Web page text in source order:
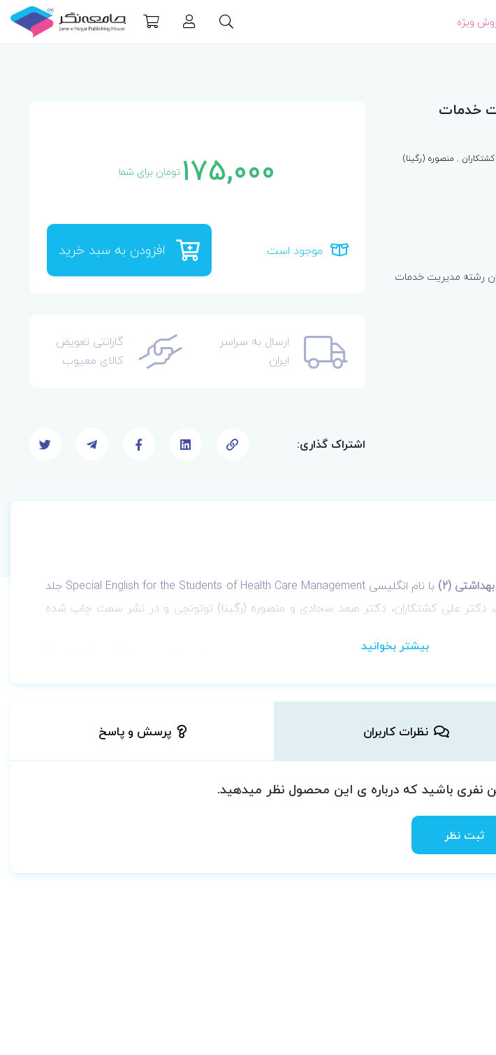
ویژه
خدمات
, منصوره (رگینا)
رشته مدیریت خدمات
175,000 تومان برای شما
موجود است افزودن به سبد خرید
ارسال به سراسر
ایران
گارانتی تعویض
کالای معیوب
اشتراک گذاری:
(2)
با نام انگلیسی Special English for the Students of Health Care Management جلد
لاری، دکتر علی کشتکاران، دکتر صمد سجادی و منصوره (رگینا) توتونچی و در نشر سمت چاپ شده
Chapter Three: Hospital Management and Organizational Citizenship Behavior
Chapter Four: Organizational Tactics for the Successful Assimilation of Medical Practice
Chapter Five: Principles of Innovation
Chapter Six: Community Orientation in Health Services Organization
Chapter Seven: Barriers to Customer Service
Chapter Eleven: Models of Case Management
نظرات کاربران پرسش و پاسخ
نفری باشید که درباره ی این محصول نظر میدهید.
ثبت نظر